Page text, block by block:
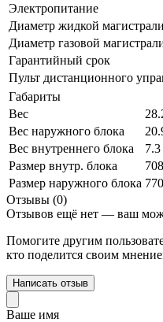
Электропитание
Диаметр жидкой
Диаметр газовой
Гарантийный срок
Пульт дистанционного
Габариты
Вес
Вес наружного блока
Вес внутреннего блока
7.3
Размер внутр. блока
Размер наружного блока
Отзывы (0)
Отзывов ещё нет — ваш
Помогите другим
кто поделится своим
Написать отзыв
Ваше имя